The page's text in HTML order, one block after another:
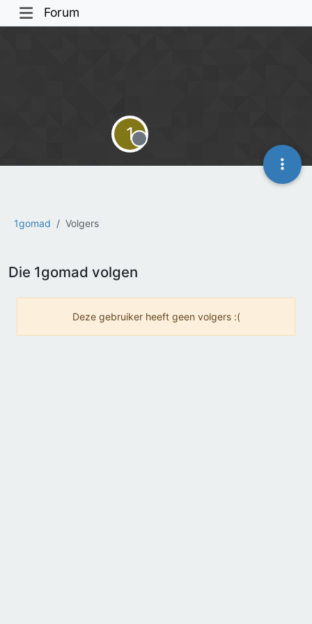
Forum
1gomad Volgers
1
Offline
Die 1gomad volgen
Deze gebruiker heeft geen volgers :(